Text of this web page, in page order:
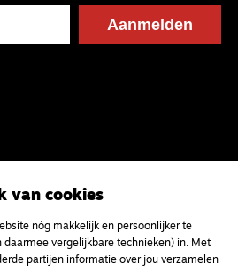
van cookies
nóg makkelijk en persoonlijker te
daarmee vergelijkbare technieken) in. Met
partijen informatie over jou verzamelen